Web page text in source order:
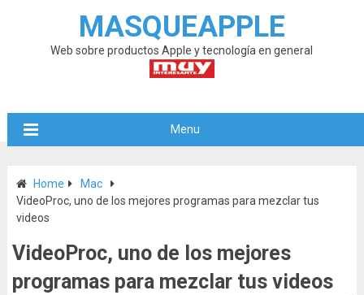
MASQUEAPPLE
Web sobre productos Apple y tecnología en general
Menu
Home
Mac
VideoProc, uno de los mejores programas para mezclar tus
videos
VideoProc, uno de los mejores
programas para mezclar tus videos